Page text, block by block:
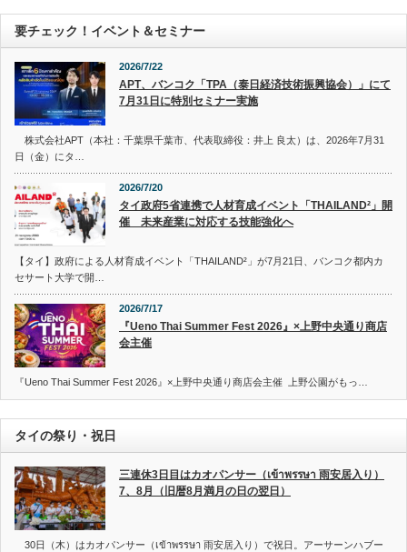
要チェック！イベント＆セミナー
2026/7/22
APT、バンコク「TPA（泰日経済技術振興協会）」にて
7月31日に特別セミナー実施
株式会社APT（本社：千葉県千葉市、代表取締役：井上 良太）は、2026年7月31
日（金）にタ…
2026/7/20
タイ政府5省連携で人材育成イベント「THAILAND²」開
催 未来産業に対応する技能強化へ
【タイ】政府による人材育成イベント「THAILAND²」が7月21日、バンコク都内カ
セサート大学で開…
2026/7/17
『Ueno Thai Summer Fest 2026』×上野中央通り商店
会主催
『Ueno Thai Summer Fest 2026』×上野中央通り商店会主催 上野公園がもっ…
タイの祭り・祝日
三連休3日目はカオパンサー（เข้าพรรษา 雨安居入り）
7、8月（旧暦8月満月の日の翌日）
30日（木）はカオパンサー（เข้าพรรษา 雨安居入り）で祝日。アーサーンハブー